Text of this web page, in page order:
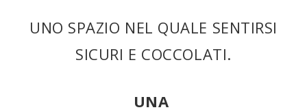
UNO SPAZIO NEL QUALE SENTIRSI
SICURI E COCCOLATI.
UNA